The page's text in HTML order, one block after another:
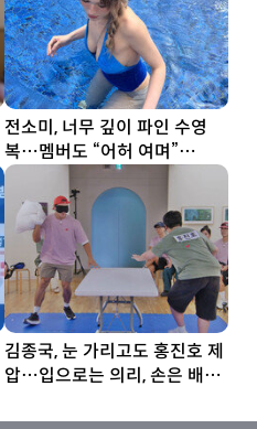
전소미, 너무 깊이 파인 수영
복…멤버도 “어허 여며”
[DA★]
김종국, 눈 가리고도 홍진호 제
압…입으로는 의리, 손은 배신